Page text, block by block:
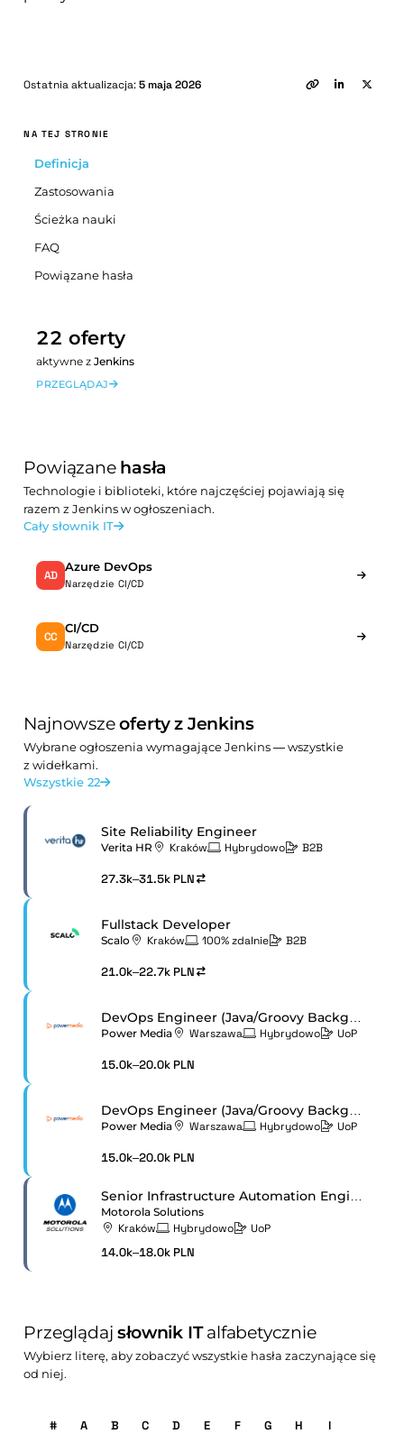
Ostatnia aktualizacja:5 maja 2026
NA TEJ STRONIE
Definicja
Zastosowania
Ścieżka nauki
FAQ
Powiązane hasła
22 oferty
aktywne zJenkins
PRZEGLĄDAJ
Powiązane hasła
Technologie i biblioteki, które najczęściej pojawiają się
razem z Jenkins w ogłoszeniach.
Cały słownik IT
AD
Azure DevOps
Narzędzie CI/CD
CC
CI/CD
Narzędzie CI/CD
Najnowszeoferty z Jenkins
Wybrane ogłoszenia wymagające Jenkins — wszystkie
z widełkami.
Wszystkie 22
Site Reliability Engineer
Verita HR Kraków Hybrydowo B2B
27.3k–31.5k PLN
Fullstack Developer
Scalo Kraków 100% zdalnie B2B
21.0k–22.7k PLN
DevOps Engineer (Java/Groovy Background)
Power Media Warszawa Hybrydowo UoP
15.0k–20.0k PLN
DevOps Engineer (Java/Groovy Background)
Power Media Warszawa Hybrydowo UoP
15.0k–20.0k PLN
Senior Infrastructure Automation Engineer
Motorola Solutions
Kraków Hybrydowo UoP
14.0k–18.0k PLN
Przeglądajsłownik ITalfabetycznie
Wybierz literę, aby zobaczyć wszystkie hasła zaczynające się
od niej.
# A B C D E F G H
I